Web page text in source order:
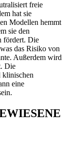
freie
hat sie
Modellen hemmt
sie den
fördert. Die
das Risiko von
Außerdem wird
Die
klinischen
eine